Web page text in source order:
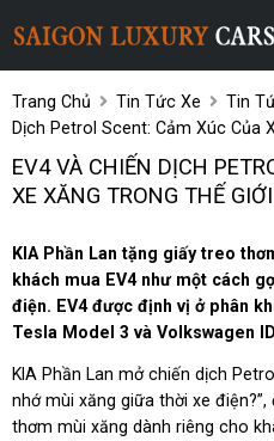
Trang Chủ Tin Tức Xe Tin
Dịch Petrol Scent: Cảm Xúc Của
EV4 VÀ CHIẾN DỊCH
XE XĂNG TRONG THẾ
KIA Phần Lan tặng giấy treo
khách mua EV4 như một cách
điện. EV4 được định vị ở phân
Tesla Model 3 và Volkswagen
KIA Phần Lan mở chiến dịch
nhớ mùi xăng giữa thời xe
thơm mùi xăng dành riêng cho